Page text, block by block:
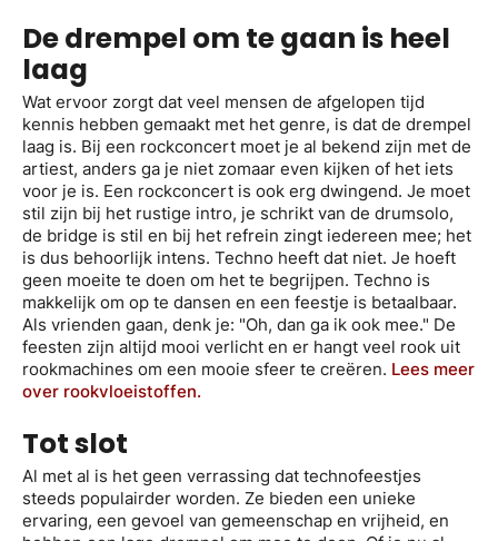
De drempel om te gaan is heel
laag
Wat ervoor zorgt dat veel mensen de afgelopen tijd
kennis hebben gemaakt met het genre, is dat de drempel
laag is. Bij een rockconcert moet je al bekend zijn met de
artiest, anders ga je niet zomaar even kijken of het iets
voor je is. Een rockconcert is ook erg dwingend. Je moet
stil zijn bij het rustige intro, je schrikt van de drumsolo,
de bridge is stil en bij het refrein zingt iedereen mee; het
is dus behoorlijk intens. Techno heeft dat niet. Je hoeft
geen moeite te doen om het te begrijpen. Techno is
makkelijk om op te dansen en een feestje is betaalbaar.
Als vrienden gaan, denk je: "Oh, dan ga ik ook mee." De
feesten zijn altijd mooi verlicht en er hangt veel rook uit
rookmachines om een mooie sfeer te creëren. Lees meer
over rookvloeistoffen.
Tot slot
Al met al is het geen verrassing dat technofeestjes
steeds populairder worden. Ze bieden een unieke
ervaring, een gevoel van gemeenschap en vrijheid, en